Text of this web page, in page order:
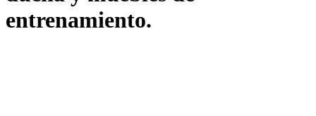
entrenamiento.